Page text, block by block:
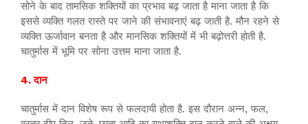
सोने के बाद तामसिक शक्तियों का प्रभाव बढ़ जाता है माना जाता है कि
इससे व्यक्ति गलत रास्ते पर जाने की संभावनाएं बढ़ जाती है. मौन रहने से
व्यक्ति ऊर्जावान बनता है और मानसिक शक्तियों में भी बढ़ोत्तरी होती है.
चातुर्मास में भूमि पर सोना उत्तम माना जाता है.
4. दान
चातुर्मास में दान विशेष रूप से फलदायी होता है. इस दौरान अन्न, फल,